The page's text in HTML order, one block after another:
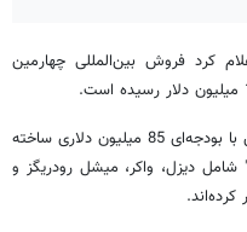
کرد فروش بین‌المللی چهارمین
"سریع و خشمگین" به کارگردانی جاستین لین با بودجه‌ای 85 میلیون دلاری ساخته
دیزل، واکر، میشل رودریگز و
کرده‌اند.